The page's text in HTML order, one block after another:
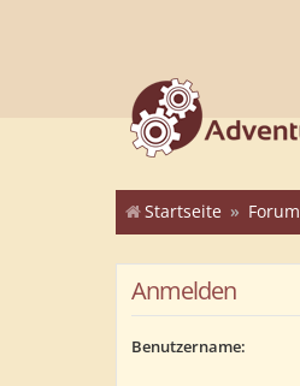
Startseite Forum
Anmelden
Benutzername: